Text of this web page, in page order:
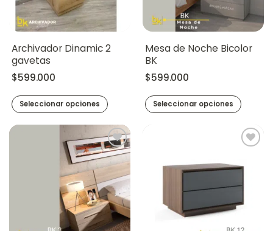
pueden
elegir
en
la
página
de
producto
pueden
elegir
en
la
página
de
producto
Archivador Dinamic 2
gavetas
$599.000
Seleccionar opciones
Mesa de Noche Bicolor
BK
$599.000
Seleccionar opciones